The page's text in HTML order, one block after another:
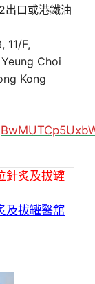
出口或港鐵油
11/F,
Choi
Kong
針炙及拔罐
及拔罐醫舘